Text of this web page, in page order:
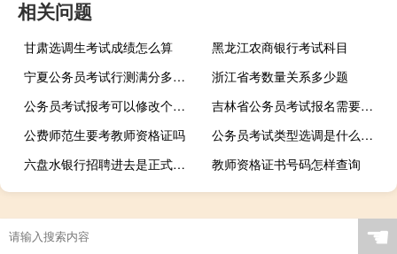
相关问题
甘肃选调生考试成绩怎么算
黑龙江农商银行考试科目
宁夏公务员考试行测满分多少分
浙江省考数量关系多少题
公务员考试报考可以修改个人信息吗
吉林省公务员考试报名需要哪些材料
公费师范生要考教师资格证吗
公务员考试类型选调是什么意思
六盘水银行招聘进去是正式员工吗
教师资格证书号码怎样查询
☚